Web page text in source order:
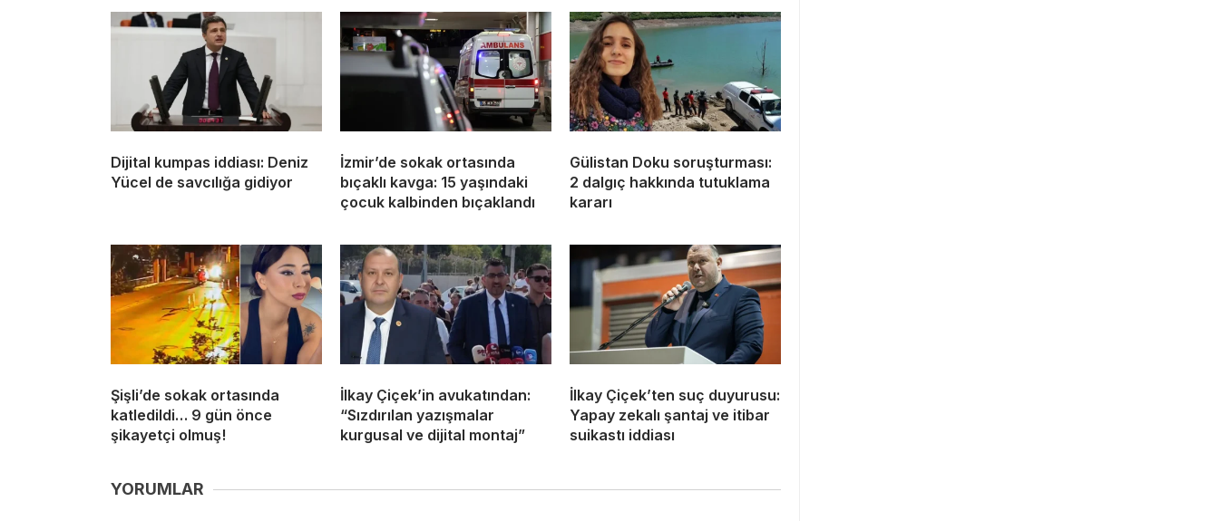
Dijital kumpas iddiası: Deniz
Yücel de savcılığa gidiyor
İzmir’de sokak ortasında
bıçaklı kavga: 15 yaşındaki
çocuk kalbinden bıçaklandı
Gülistan Doku soruşturması:
2 dalgıç hakkında tutuklama
kararı
Şişli’de sokak ortasında
katledildi… 9 gün önce
şikayetçi olmuş!
İlkay Çiçek’in avukatından:
“Sızdırılan yazışmalar
kurgusal ve dijital montaj”
İlkay Çiçek’ten suç duyurusu:
Yapay zekalı şantaj ve itibar
suikastı iddiası
YORUMLAR